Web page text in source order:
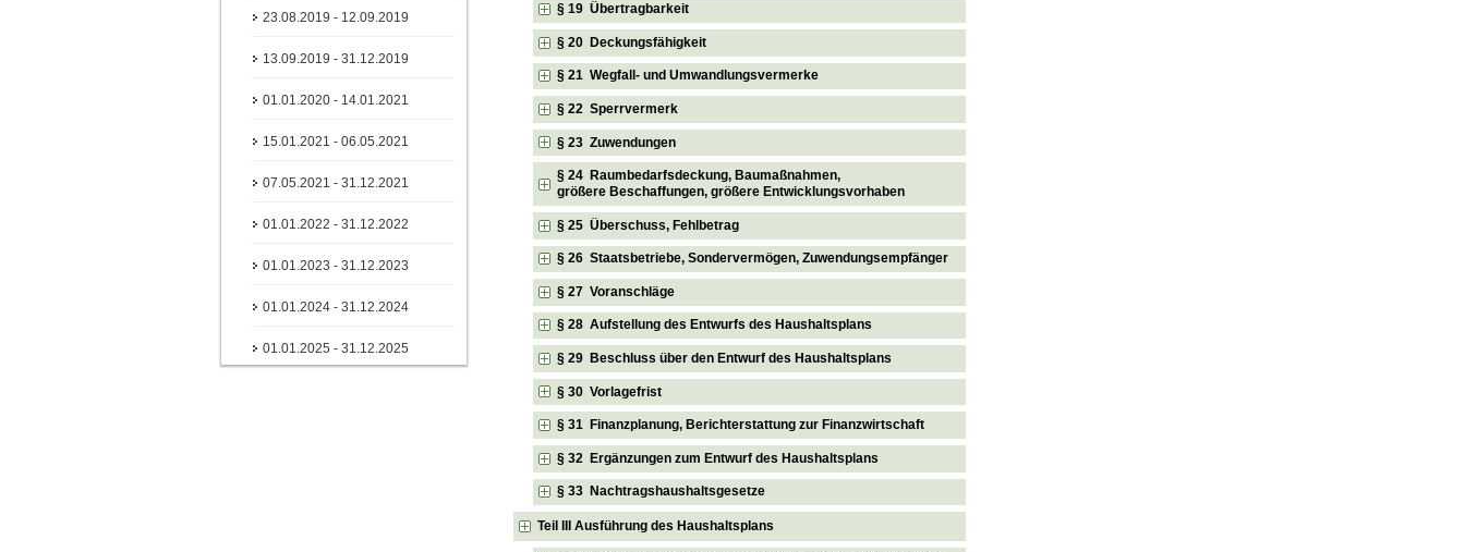
23.08.2019 - 12.09.2019
13.09.2019 - 31.12.2019
01.01.2020 - 14.01.2021
15.01.2021 - 06.05.2021
07.05.2021 - 31.12.2021
01.01.2022 - 31.12.2022
01.01.2023 - 31.12.2023
01.01.2024 - 31.12.2024
01.01.2025 - 31.12.2025
§ 19 Übertragbarkeit
§ 20 Deckungsfähigkeit
§ 21 Wegfall- und Umwandlungsvermerke
§ 22 Sperrvermerk
§ 23 Zuwendungen
§ 24 Raumbedarfsdeckung, Baumaßnahmen,
größere Beschaffungen, größere Entwicklungsvorhaben
§ 25 Überschuss, Fehlbetrag
§ 26 Staatsbetriebe, Sondervermögen, Zuwendungsempfänger
§ 27 Voranschläge
§ 28 Aufstellung des Entwurfs des Haushaltsplans
§ 29 Beschluss über den Entwurf des Haushaltsplans
§ 30 Vorlagefrist
§ 31 Finanzplanung, Berichterstattung zur Finanzwirtschaft
§ 32 Ergänzungen zum Entwurf des Haushaltsplans
§ 33 Nachtragshaushaltsgesetze
Teil III Ausführung des Haushaltsplans